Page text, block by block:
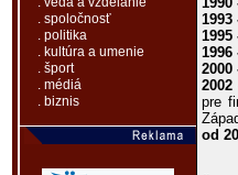
. spoločnosť
. politika
. kultúra a umenie
. šport
. médiá
. biznis
1993
1995
1996
2000
2002
pre
od